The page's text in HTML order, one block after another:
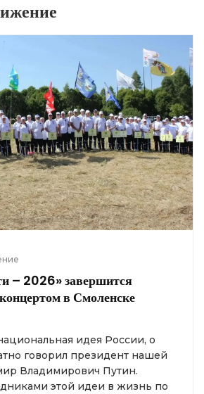
– 2026» завершится
в Смоленске
идея России, о
говорил президент нашей
Владимирович Путин.
этой идеи в жизнь по